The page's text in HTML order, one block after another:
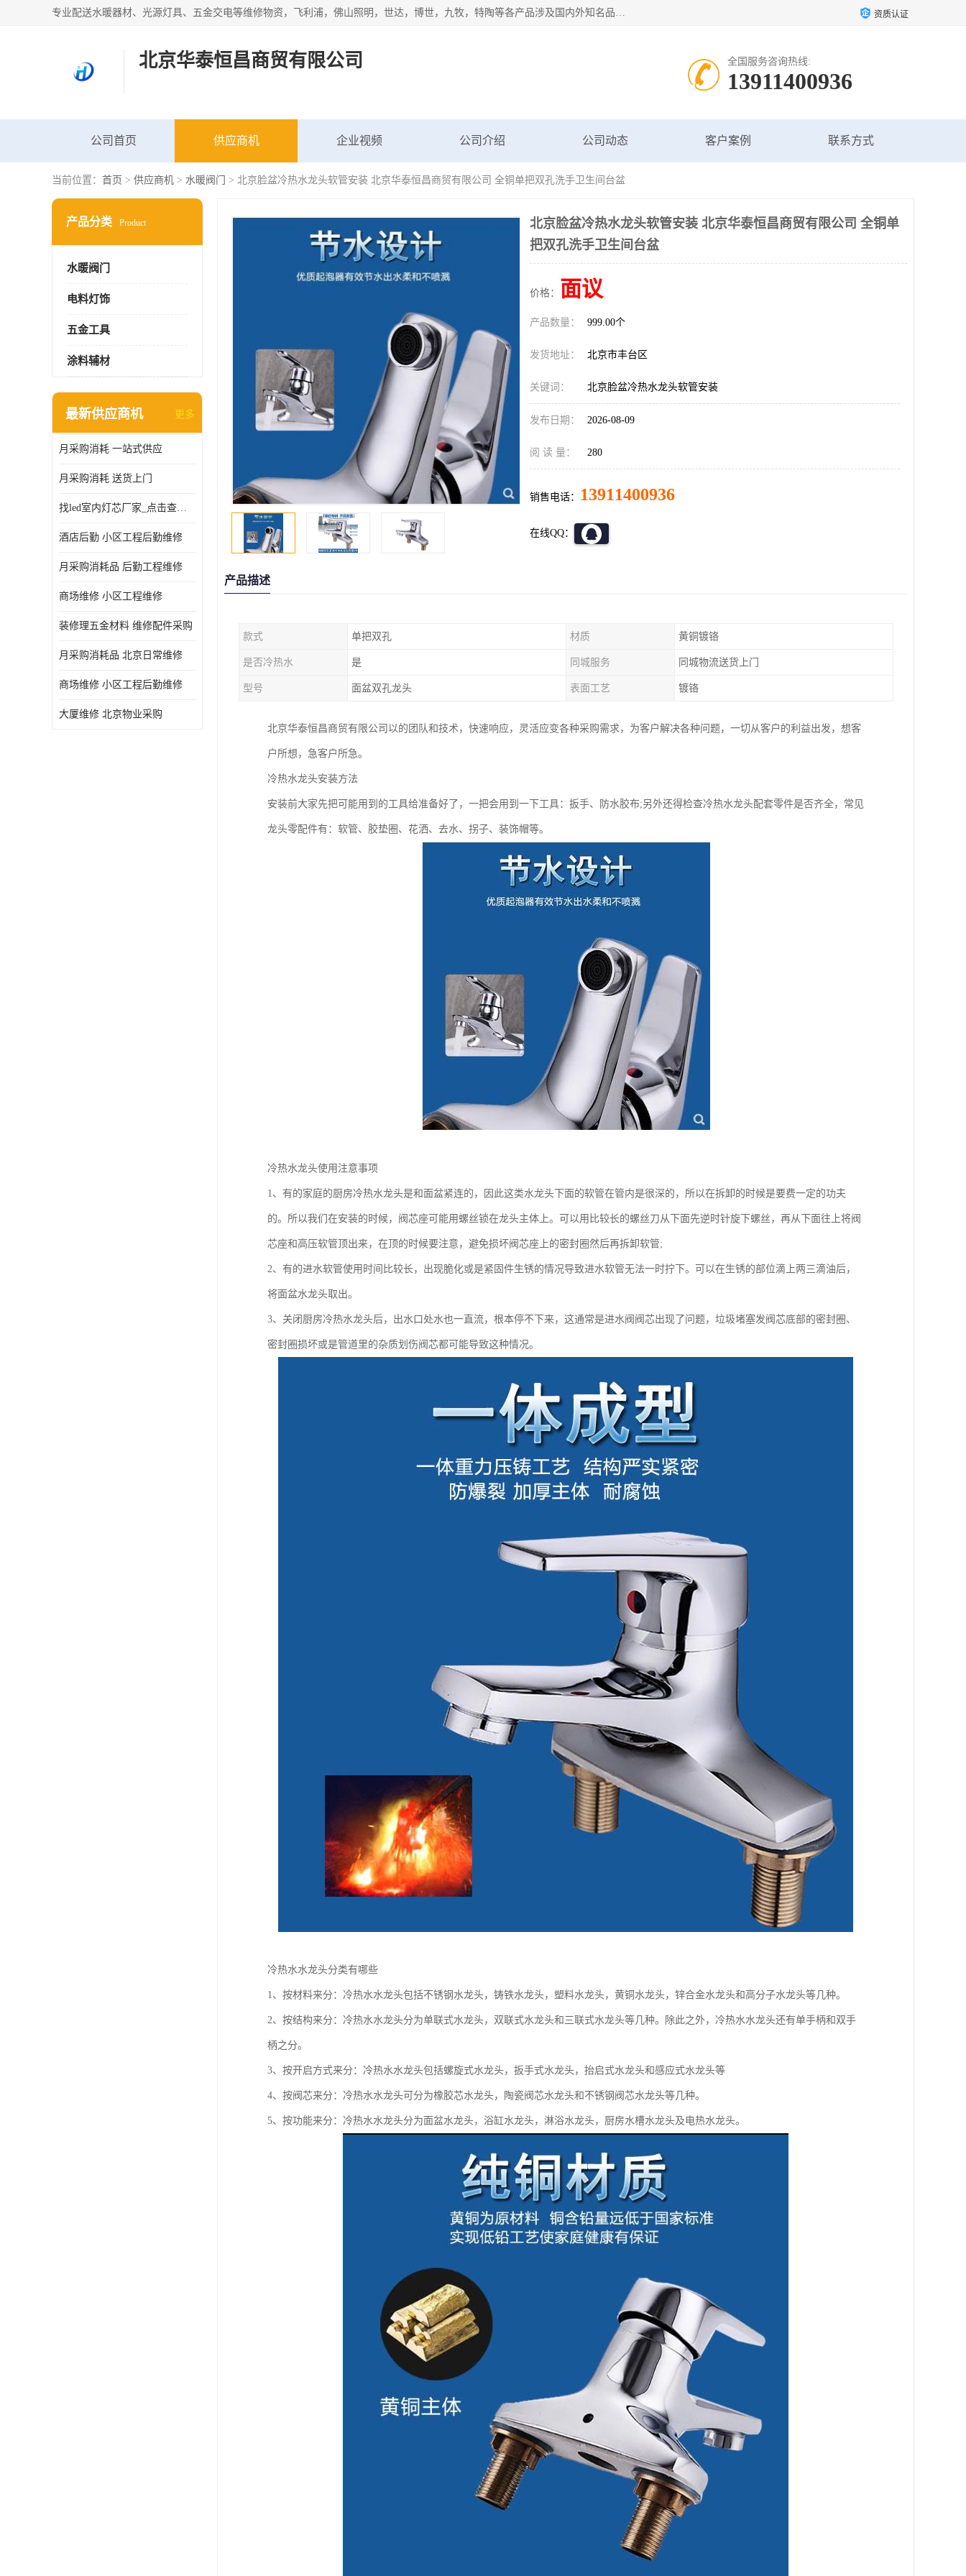
专业配送水暖器材、光源灯具、五金交电等维修物资，飞利浦，佛山照明，世达，博世，九牧，特陶等各产品涉及国内外知名品牌。公司专注与物业、学校、酒店、工厂等单位合作，提供一站式配送服务，降低客户综合成本。依托电子商务改变传统模式，以专业的团队为客户提供24H物资配送到达，货到月结、统一开票，便捷退换等服务，提高了企业的运营效率。 资质认证
北京华泰恒昌商贸有限公司 全国服务咨询热线:
13911400936
公司首页 供应商机 企业视频 公司介绍 公司动态 客户案例 联系方式
当前位置： 首页 > 供应商机 > 水暖阀门 > 北京脸盆冷热水龙头软管安装 北京华泰恒昌商贸有限公司 全铜单把双孔洗手卫生间台盆
产品分类 Product
水暖阀门
电料灯饰
五金工具
涂料辅材
最新供应商机 更多
月采购消耗 一站式供应
月采购消耗 送货上门
找led室内灯芯厂家_点击查看更多
酒店后勤 小区工程后勤维修
月采购消耗品 后勤工程维修
商场维修 小区工程维修
装修理五金材料 维修配件采购
月采购消耗品 北京日常维修
商场维修 小区工程后勤维修
大厦维修 北京物业采购
北京脸盆冷热水龙头软管安装 北京华泰恒昌商贸有限公司 全铜单
把双孔洗手卫生间台盆
价格： 面议
产品数量： 999.00个
发货地址： 北京市丰台区
关键词： 北京脸盆冷热水龙头软管安装
发布日期： 2026-08-09
阅 读 量： 280
销售电话： 13911400936
在线QQ：
产品描述
款式 单把双孔 材质 黄铜镀铬
是否冷热水 是 同城服务 同城物流送货上门
型号 面盆双孔龙头 表面工艺 镀铬
北京华泰恒昌商贸有限公司以的团队和技术，快速响应，灵活应变各种采购需求，为客户解决各种问题，一切从客户的利益出发，想客
户所想，急客户所急。
冷热水龙头安装方法
安装前大家先把可能用到的工具给准备好了，一把会用到一下工具：扳手、防水胶布;另外还得检查冷热水龙头配套零件是否齐全，常见
龙头零配件有：软管、胶垫圈、花洒、去水、拐子、装饰帽等。
冷热水龙头使用注意事项
1、有的家庭的厨房冷热水龙头是和面盆紧连的，因此这类水龙头下面的软管在管内是很深的，所以在拆卸的时候是要费一定的功夫
的。所以我们在安装的时候，阀芯座可能用螺丝锁在龙头主体上。可以用比较长的螺丝刀从下面先逆时针旋下螺丝，再从下面往上将阀
芯座和高压软管顶出来，在顶的时候要注意，避免损坏阀芯座上的密封圈然后再拆卸软管;
2、有的进水软管使用时间比较长，出现脆化或是紧固件生锈的情况导致进水软管无法一时拧下。可以在生锈的部位滴上两三滴油后，
将面盆水龙头取出。
3、关闭厨房冷热水龙头后，出水口处水也一直流，根本停不下来，这通常是进水阀阀芯出现了问题，垃圾堵塞发阀芯底部的密封圈、
密封圈损坏或是管道里的杂质划伤阀芯都可能导致这种情况。
冷热水水龙头分类有哪些
1、按材料来分：冷热水水龙头包括不锈钢水龙头，铸铁水龙头，塑料水龙头，黄铜水龙头，锌合金水龙头和高分子水龙头等几种。
2、按结构来分：冷热水水龙头分为单联式水龙头，双联式水龙头和三联式水龙头等几种。除此之外，冷热水水龙头还有单手柄和双手
柄之分。
3、按开启方式来分：冷热水水龙头包括螺旋式水龙头，扳手式水龙头，抬启式水龙头和感应式水龙头等
4、按阀芯来分：冷热水水龙头可分为橡胶芯水龙头，陶瓷阀芯水龙头和不锈钢阀芯水龙头等几种。
5、按功能来分：冷热水水龙头分为面盆水龙头，浴缸水龙头，淋浴水龙头，厨房水槽水龙头及电热水龙头。